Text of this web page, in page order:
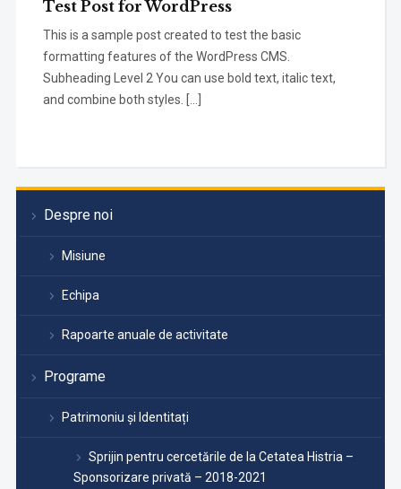
Despre noi
Misiune
Echipa
Rapoarte anuale de activitate
Programe
Patrimoniu și Identitați
Sprijin pentru cercetările de la Cetatea Histria –
Sponsorizare privată – 2018-2021
Test Post for WordPress
This is a sample post created to test the basic
formatting features of the WordPress CMS.
Subheading Level 2 You can use bold text, italic text,
and combine both styles. […]